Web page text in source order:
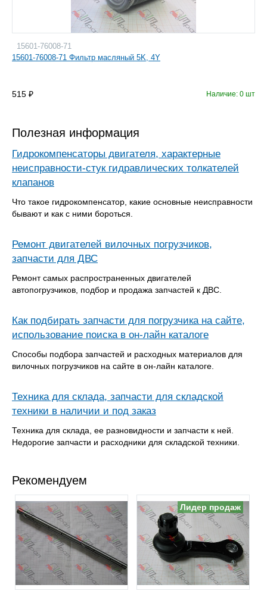
15601-76008-71
15601-76008-71 Фильтр масляный 5K, 4Y
515 Наличие: 0 шт
Полезная информация
Гидрокомпенсаторы двигателя, характерные
неисправности-стук гидравлических толкателей
клапанов
Что такое гидрокомпенсатор, какие основные неисправности
бывают и как с ними бороться.
Ремонт двигателей вилочных погрузчиков,
запчасти для ДВС
Ремонт самых распространенных двигателей
автопогрузчиков, подбор и продажа запчастей к ДВС.
Как подбирать запчасти для погрузчика на сайте,
использование поиска в он-лайн каталоге
Способы подбора запчастей и расходных материалов для
вилочных погрузчиков на сайте в он-лайн каталоге.
Техника для склада, запчасти для складской
техники в наличии и под заказ
Техника для склада, ее разновидности и запчасти к ней.
Недорогие запчасти и расходники для складской техники.
Рекомендуем
Лидер продаж